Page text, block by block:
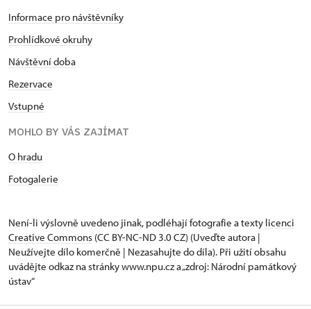
Informace pro návštěvníky
Prohlídkové okruhy
Návštěvní doba
Rezervace
Vstupné
MOHLO BY VÁS ZAJÍMAT
O hradu
Fotogalerie
Není-li výslovně uvedeno jinak, podléhají fotografie a texty licenci
Creative Commons (CC BY-NC-ND 3.0 CZ) (Uveďte autora |
Neužívejte dílo komerčně | Nezasahujte do díla). Při užití obsahu
uvádějte odkaz na stránky www.npu.cz a „zdroj: Národní památkový
ústav“